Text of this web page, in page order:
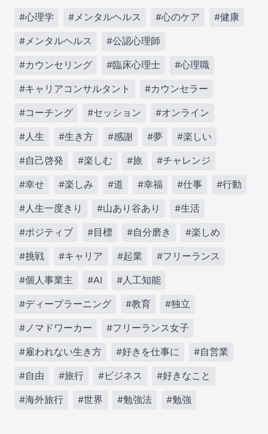
#心理学 #メンタルヘルス #心のケア #健康
#メンタルヘルス #公認心理師
#カウンセリング #臨床心理士 #心理職
#キャリアコンサルタント #カウンセラー
#コーチング #セッション #オンライン
#人生 #生き方 #感謝 #夢 #楽しい
#自己啓発 #楽しむ #旅 #チャレンジ
#幸せ #楽しみ #道 #幸福 #仕事 #行動
#人生一度きり #山あり谷あり #生活
#ポジティブ #目標 #自分磨き #楽しめ
#挑戦 #キャリア #起業 #フリーランス
#個人事業主 #AI #人工知能
#ディープラーニング #教育 #独立
#ノマドワーカー #フリーランス女子
#雇われない生き方 #好きを仕事に #自営業
#自由 #旅行 #ビジネス #好きなこと
#海外旅行 #世界 #勉強法 #勉強